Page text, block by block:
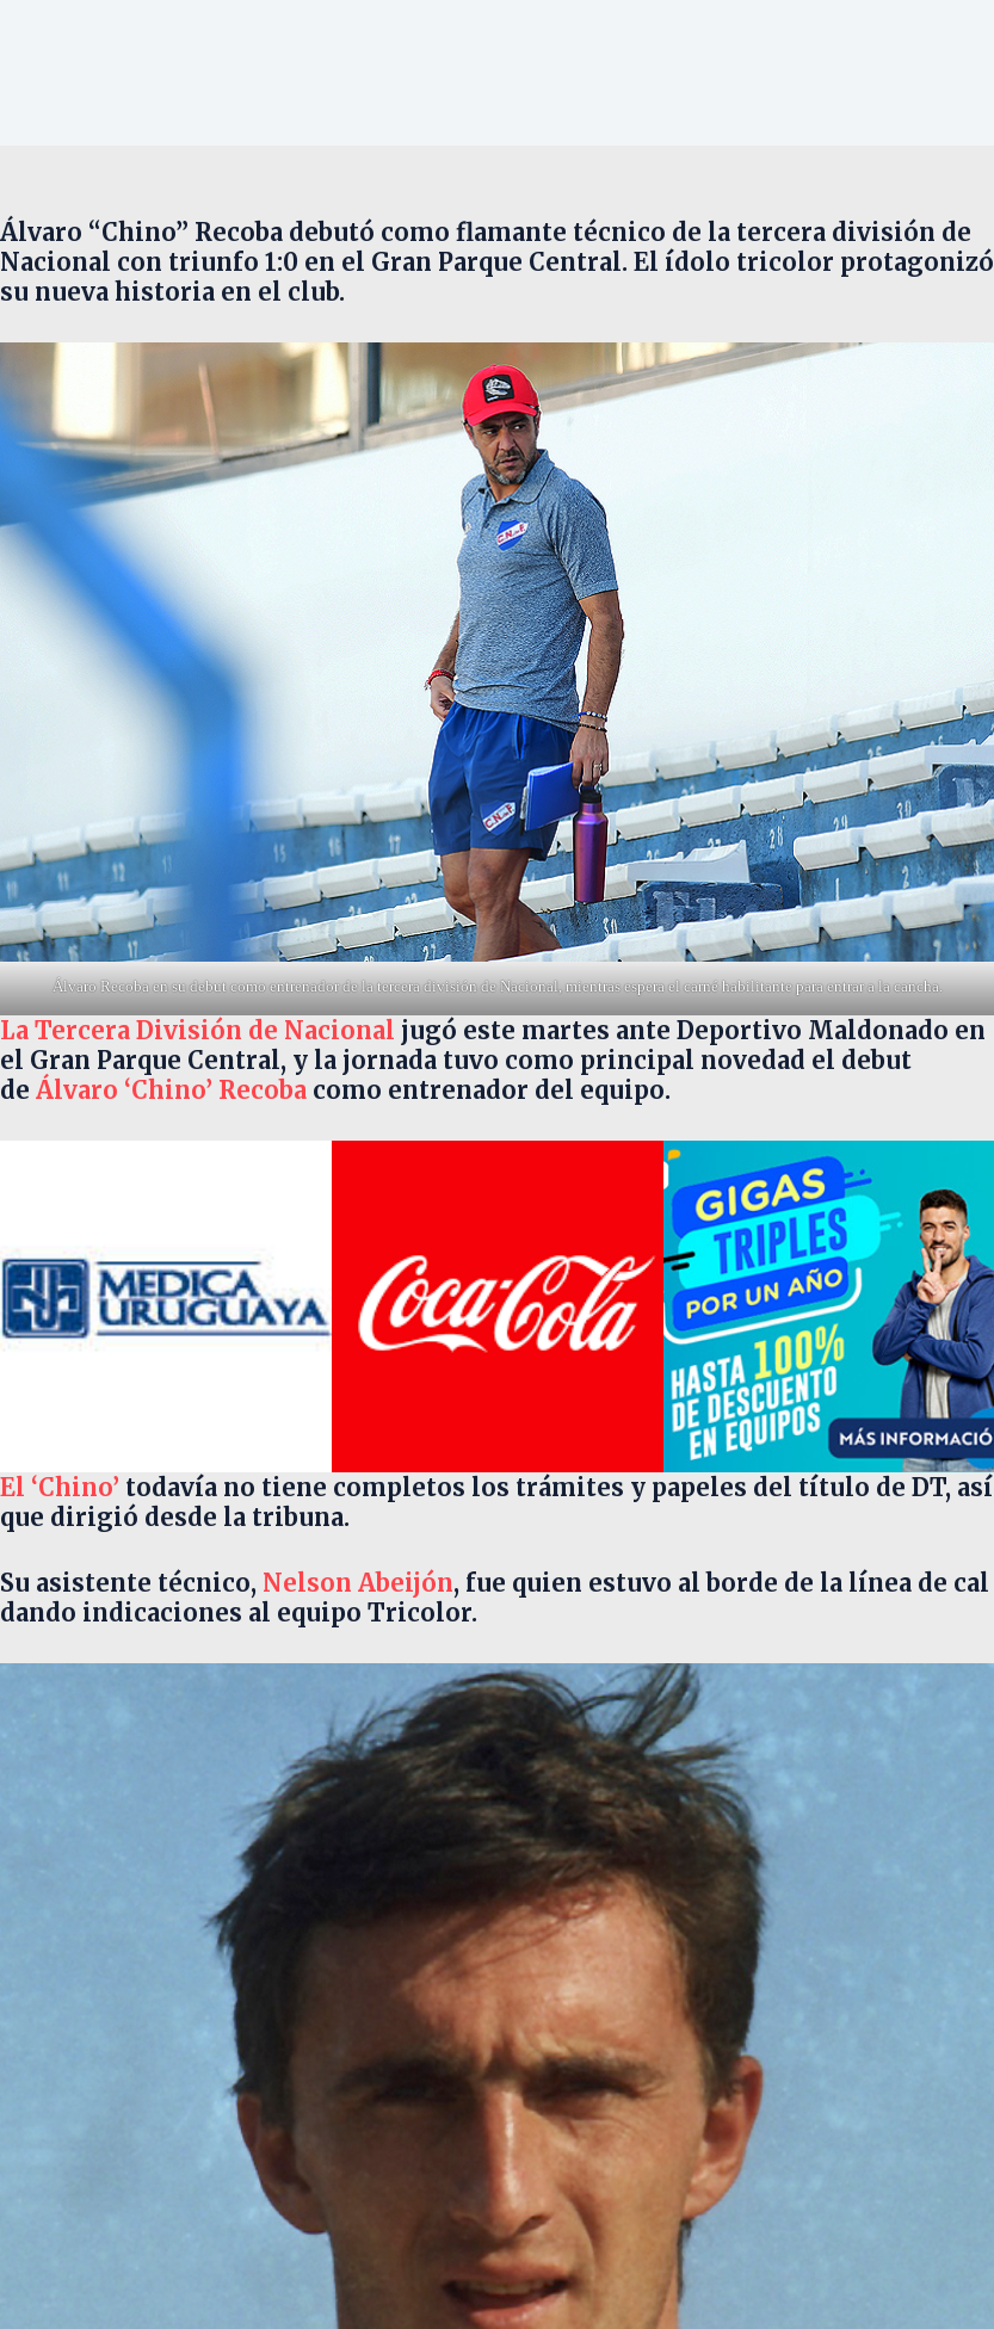
Álvaro “Chino” Recoba debutó como flamante técnico de la tercera división de
Nacional con triunfo 1:0 en el Gran Parque Central. El ídolo tricolor protagonizó
su nueva historia en el club.
Álvaro Recoba en su debut como entrenador de la tercera división de Nacional, mientras espera el carné habilitante para entrar a la cancha.
La Tercera División de Nacional jugó este martes ante Deportivo Maldonado en
el Gran Parque Central, y la jornada tuvo como principal novedad el debut
de Álvaro ‘Chino’ Recoba como entrenador del equipo.
El ‘Chino’ todavía no tiene completos los trámites y papeles del título de DT, así
que dirigió desde la tribuna.
Su asistente técnico, Nelson Abeijón, fue quien estuvo al borde de la línea de cal
dando indicaciones al equipo Tricolor.